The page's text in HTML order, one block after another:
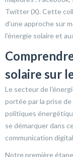
Twitter (X). Cette
d’une approche sur
l’énergie solaire et
solaire sur
Le secteur de
portée par la prise
politiques
se démarquer dans
communication
Notre première